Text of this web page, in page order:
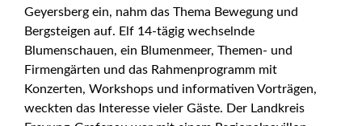
Geyersberg ein, nahm das Thema Bewegung und
Bergsteigen auf. Elf 14-tägig wechselnde
Blumenschauen, ein Blumenmeer, Themen- und
Firmengärten und das Rahmenprogramm mit
Konzerten, Workshops und informativen Vorträgen,
weckten das Interesse vieler Gäste. Der Landkreis